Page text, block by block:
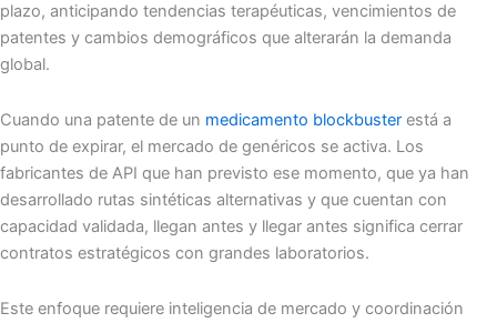
plazo, anticipando tendencias terapéuticas, vencimientos de
patentes y cambios demográficos que alterarán la demanda
global.
Cuando una patente de un medicamento blockbuster está a
punto de expirar, el mercado de genéricos se activa. Los
fabricantes de API que han previsto ese momento, que ya han
desarrollado rutas sintéticas alternativas y que cuentan con
capacidad validada, llegan antes y llegar antes significa cerrar
contratos estratégicos con grandes laboratorios.
Este enfoque requiere inteligencia de mercado y coordinación